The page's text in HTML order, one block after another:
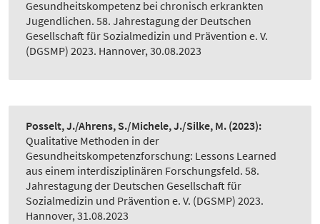
Gesundheitskompetenz bei chronisch erkrankten
Jugendlichen. 58. Jahrestagung der Deutschen
Gesellschaft für Sozialmedizin und Prävention e. V.
(DGSMP) 2023. Hannover, 30.08.2023
Posselt, J./Ahrens, S./Michele, J./Silke, M. (2023):
Qualitative Methoden in der
Gesundheitskompetenzforschung: Lessons Learned
aus einem interdisziplinären Forschungsfeld. 58.
Jahrestagung der Deutschen Gesellschaft für
Sozialmedizin und Prävention e. V. (DGSMP) 2023.
Hannover, 31.08.2023